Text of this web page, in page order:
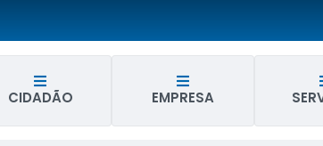
CIDADÃO EMPRESA